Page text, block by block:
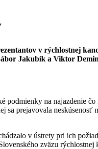
v rýchlostnej
Jakubík a Viktor
na najazdenie
prejavovala
v ústrety pri ich
zväzu